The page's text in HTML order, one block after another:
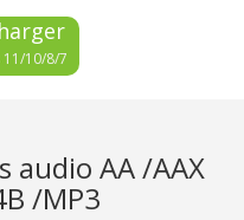
10/8/7
audio AA /AAX
/MP3